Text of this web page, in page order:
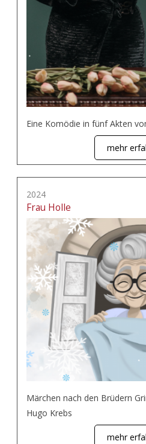
Eine Komödie in fünf Akten
mehr
2024
Frau Holle
Märchen nach den Brüdern
Hugo Krebs
mehr